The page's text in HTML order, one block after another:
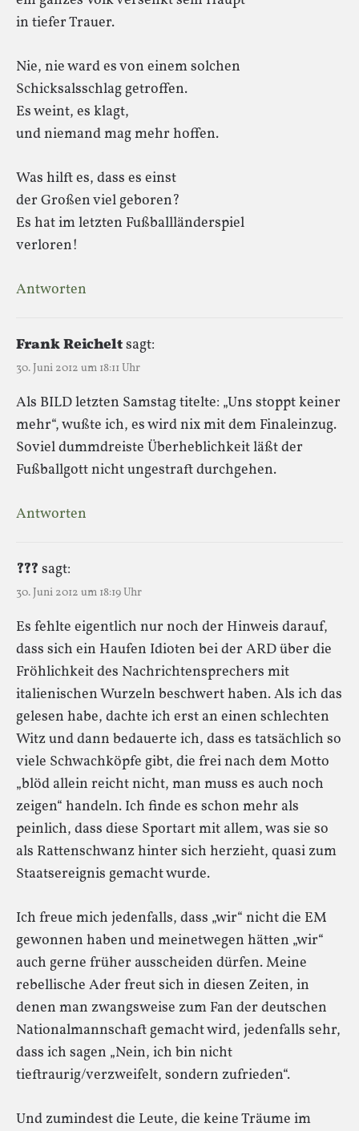
in tiefer Trauer.
Nie, nie ward es von einem solchen
Schicksalsschlag getroffen.
Es weint, es klagt,
und niemand mag mehr hoffen.
Was hilft es, dass es einst
der Großen viel geboren?
Es hat im letzten Fußballländerspiel
verloren!
Antworten
Frank Reicheltsagt:
30. Juni 2012 um 18:11 Uhr
Als BILD letzten Samstag titelte: „Uns stoppt keiner
mehr“, wußte ich, es wird nix mit dem Finaleinzug.
Soviel dummdreiste Überheblichkeit läßt der
Fußballgott nicht ungestraft durchgehen.
Antworten
??? sagt:
30. Juni 2012 um 18:19 Uhr
Es fehlte eigentlich nur noch der Hinweis darauf,
dass sich ein Haufen Idioten bei der ARD über die
Fröhlichkeit des Nachrichtensprechers mit
italienischen Wurzeln beschwert haben. Als ich das
gelesen habe, dachte ich erst an einen schlechten
Witz und dann bedauerte ich, dass es tatsächlich so
viele Schwachköpfe gibt, die frei nach dem Motto
„blöd allein reicht nicht, man muss es auch noch
zeigen“ handeln. Ich finde es schon mehr als
peinlich, dass diese Sportart mit allem, was sie so
als Rattenschwanz hinter sich herzieht, quasi zum
Staatsereignis gemacht wurde.
Ich freue mich jedenfalls, dass „wir“ nicht die EM
gewonnen haben und meinetwegen hätten „wir“
auch gerne früher ausscheiden dürfen. Meine
rebellische Ader freut sich in diesen Zeiten, in
denen man zwangsweise zum Fan der deutschen
Nationalmannschaft gemacht wird, jedenfalls sehr,
dass ich sagen „Nein, ich bin nicht
tieftraurig/verzweifelt, sondern zufrieden“.
Und zumindest die Leute, die keine Träume im